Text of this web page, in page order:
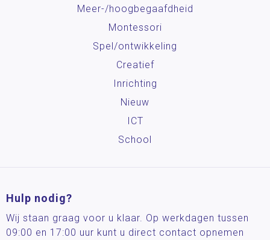
Meer-/hoog­begaafdheid
Montessori
Spel/ontwikkeling
Creatief
Inrichting
Nieuw
ICT
School
Hulp nodig?
Wij staan graag voor u klaar. Op werkdagen tussen
09:00 en 17:00 uur kunt u direct contact opnemen